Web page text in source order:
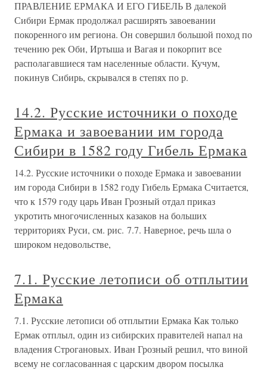
ПРАВЛЕНИЕ ЕРМАКА И ЕГО ГИБЕЛЬ В далекой
Сибири Ермак продолжал расширять завоевании
покоренного им региона. Он совершил большой поход по
течению рек Оби, Иртыша и Вагая и покорпит все
располагавшиеся там населенные области. Кучум,
покинув Сибирь, скрывался в степях по р.
14.2. Русские источники о походе
Ермака и завоевании им города
Сибири в 1582 году Гибель Ермака
14.2. Русские источники о походе Ермака и завоевании
им города Сибири в 1582 году Гибель Ермака Считается,
что к 1579 году царь Иван Грозный отдал приказ
укротить многочисленных казаков на больших
территориях Руси, см. рис. 7.7. Наверное, речь шла о
широком недовольстве,
7.1. Русские летописи об отплытии
Ермака
7.1. Русские летописи об отплытии Ермака Как только
Ермак отплыл, один из сибирских правителей напал на
владения Строгановых. Иван Грозный решил, что виной
всему не согласованная с царским двором посылка